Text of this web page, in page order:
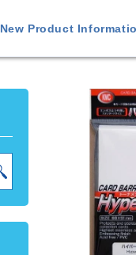
New Product
Skip to
product